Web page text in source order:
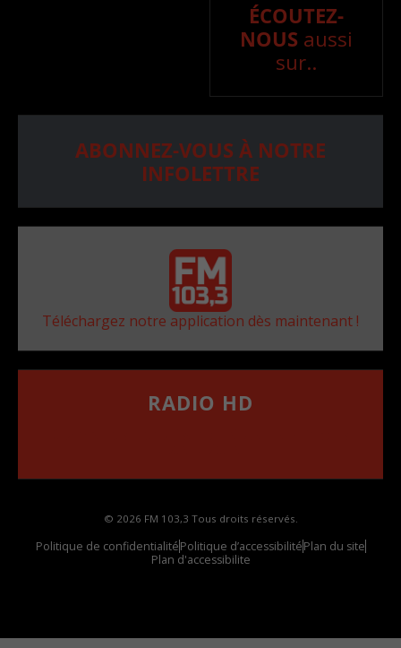
ÉCOUTEZ-
NOUS aussi
sur..
ABONNEZ-VOUS À NOTRE
INFOLETTRE
Téléchargez notre application dès maintenant !
RADIO HD
© 2026 FM 103,3 Tous droits réservés.
Politique de confidentialitéPolitique d’accessibilitéPlan du site
Plan d'accessibilite